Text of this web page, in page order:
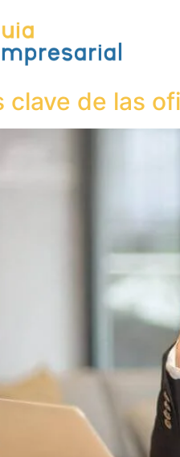
clave de las